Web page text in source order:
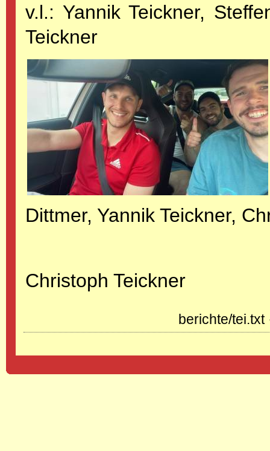
v.l.: Yannik Teickner,
Teickner
Dittmer, Yannik Teickner,
Christoph Teickner
berichte/tei.txt